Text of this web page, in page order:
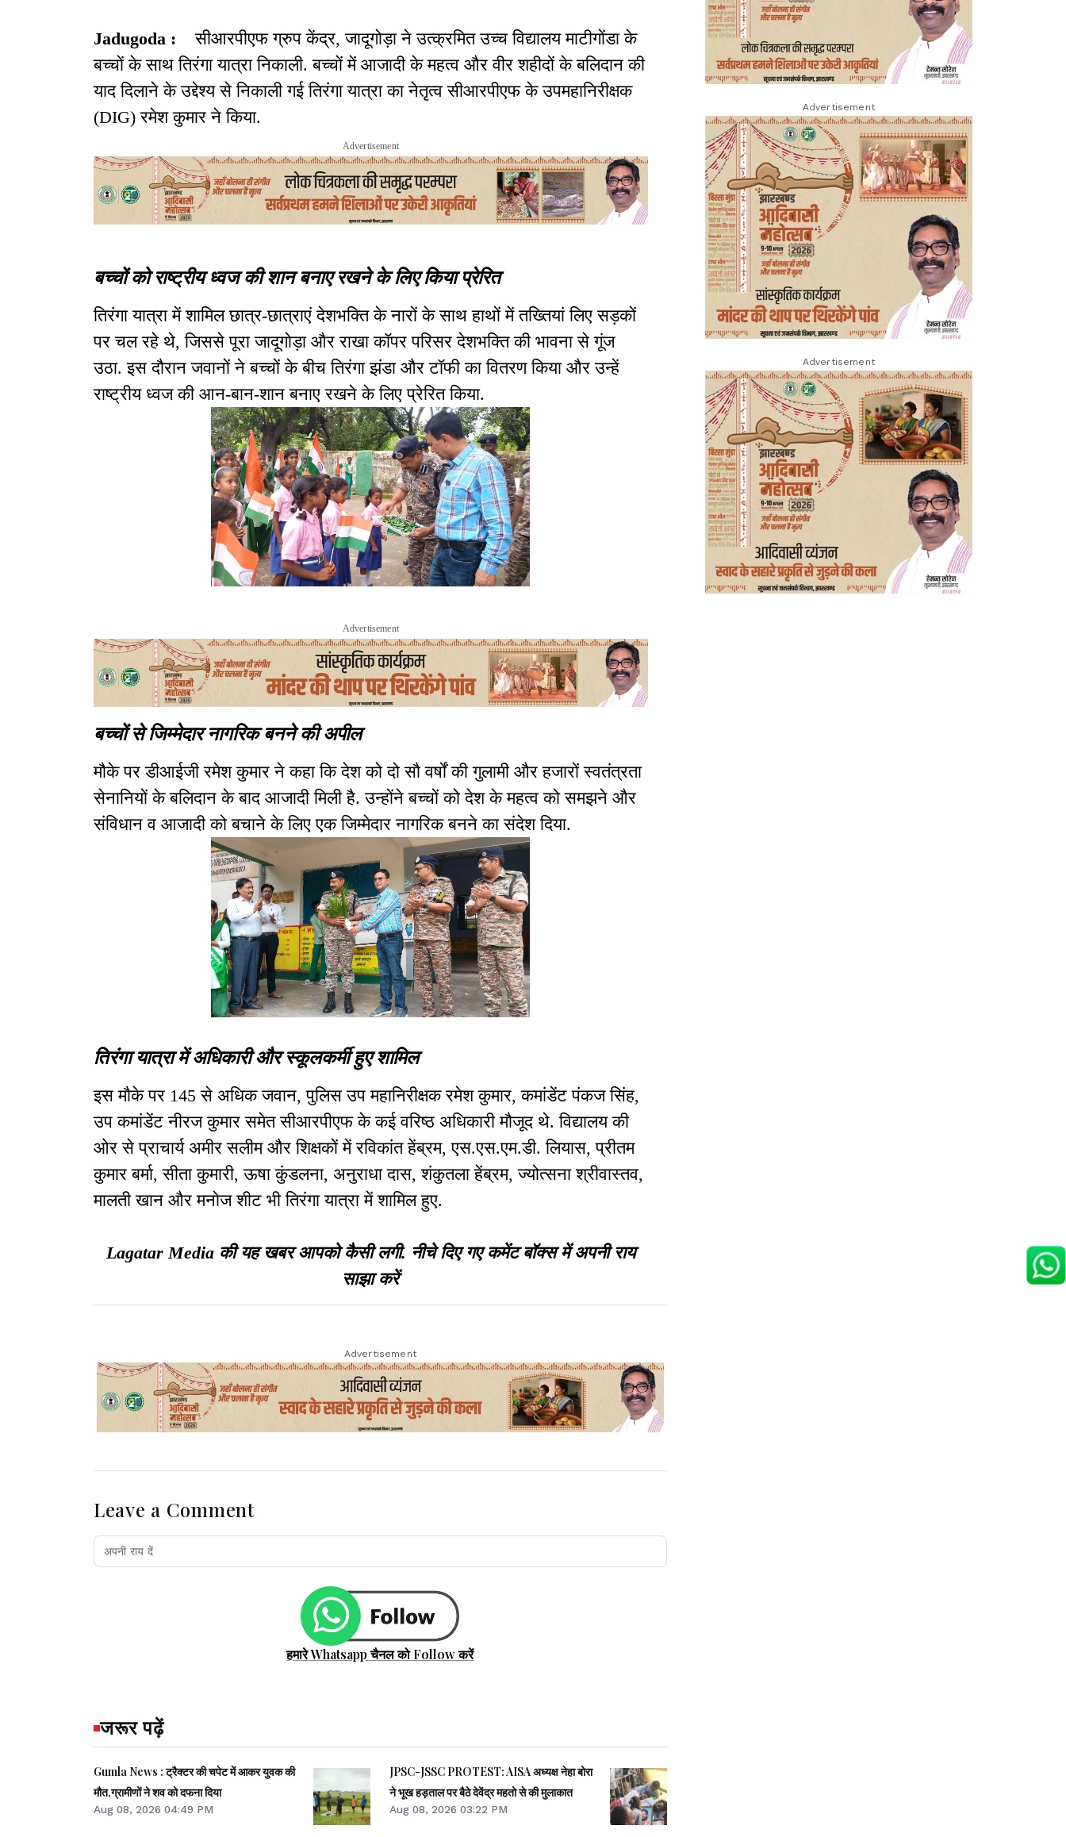
Jadugoda :
सीआरपीएफ ग्रुप केंद्र, जादूगोड़ा ने उत्क्रमित उच्च विद्यालय माटीगोंडा के
बच्चों के साथ तिरंगा यात्रा निकाली. बच्चों में आजादी के महत्व और वीर शहीदों के बलिदान की
याद दिलाने के उद्देश्य से निकाली गई तिरंगा यात्रा का नेतृत्व सीआरपीएफ के उपमहानिरीक्षक
(DIG) रमेश कुमार ने किया.
Advertisement
बच्चों को राष्ट्रीय ध्वज की शान बनाए रखने के लिए किया प्रेरित
तिरंगा यात्रा में शामिल छात्र-छात्राएं देशभक्ति के नारों के साथ हाथों में तख्तियां लिए सड़कों
पर चल रहे थे, जिससे पूरा जादूगोड़ा और राखा कॉपर परिसर देशभक्ति की भावना से गूंज
उठा. इस दौरान जवानों ने बच्चों के बीच तिरंगा झंडा और टॉफी का वितरण किया और उन्हें
राष्ट्रीय ध्वज की आन-बान-शान बनाए रखने के लिए प्रेरित किया.
Advertisement
बच्चों से जिम्मेदार नागरिक बनने की अपील
मौके पर डीआईजी रमेश कुमार ने कहा कि देश को दो सौ वर्षों की गुलामी और हजारों स्वतंत्रता
सेनानियों के बलिदान के बाद आजादी मिली है. उन्होंने बच्चों को देश के महत्व को समझने और
संविधान व आजादी को बचाने के लिए एक जिम्मेदार नागरिक बनने का संदेश दिया.
तिरंगा यात्रा में अधिकारी और स्कूलकर्मी हुए शामिल
इस मौके पर 145 से अधिक जवान, पुलिस उप महानिरीक्षक रमेश कुमार, कमांडेंट पंकज सिंह,
उप कमांडेंट नीरज कुमार समेत सीआरपीएफ के कई वरिष्ठ अधिकारी मौजूद थे. विद्यालय की
ओर से प्राचार्य अमीर सलीम और शिक्षकों में रविकांत हेंब्रम, एस.एस.एम.डी. लियास, प्रीतम
कुमार बर्मा, सीता कुमारी, ऊषा कुंडलना, अनुराधा दास, शंकुतला हेंब्रम, ज्योत्सना श्रीवास्तव,
मालती खान और मनोज शीट भी तिरंगा यात्रा में शामिल हुए.
Lagatar Media की यह खबर आपको कैसी लगी. नीचे दिए गए कमेंट बॉक्स में अपनी राय
साझा करें
Advertisement
Leave a Comment
हमारे Whatsapp चैनल को Follow करें
जरूर पढ़ें
Gumla News : ट्रैक्टर की चपेट में आकर युवक की
मौत,ग्रामीणों ने शव को दफना दिया
Aug 08, 2026 04:49 PM
JPSC-JSSC PROTEST: AISA अध्यक्ष नेहा बोरा
ने भूख हड़ताल पर बैठे देवेंद्र महतो से की मुलाकात
Aug 08, 2026 03:22 PM
Advertisement
Advertisement